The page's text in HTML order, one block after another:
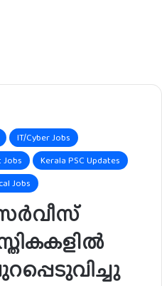
IT/Cyber Jobs
Jobs
Kerala PSC Updates
Jobs